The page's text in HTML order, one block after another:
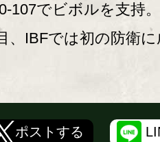
107でビボルを支持
、IBFでは初の防衛
ポストする